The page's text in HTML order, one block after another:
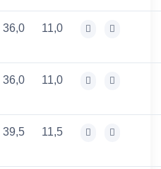
36,0 11,0
36,0 11,0
39,5 11,5